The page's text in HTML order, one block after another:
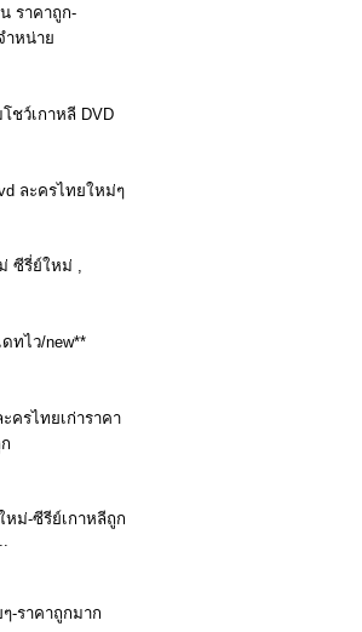
ราคาถูก-
ำหน่าย
ชว์เกาหลี DVD
ละครไทยใหม่ๆ
ซีรี่ย์ใหม่ ,
ทไว/new**
ครไทยเก่าราคา
หม่-ซีรีย์เกาหลีถูก
-ราคาถูกมาก